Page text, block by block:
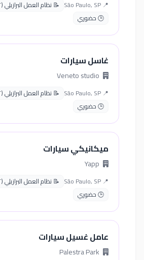
📍 São Paulo, SP
📝 نظام العمل البرازيلي (CLT)
🕒 حضوري
غاسل سيارات
📍 São Paulo, SP
📝 نظام العمل البرازيلي (CLT)
🕒 حضوري
ميكانيكي سيارات
📍 São Paulo, SP
📝 نظام العمل البرازيلي (CLT)
🕒 حضوري
عامل غسيل سيارات